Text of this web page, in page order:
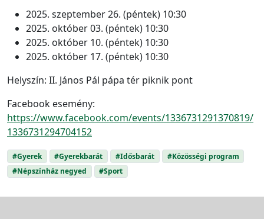
2025. szeptember 26. (péntek) 10:30
2025. október 03. (péntek) 10:30
2025. október 10. (péntek) 10:30
2025. október 17. (péntek) 10:30
Helyszín: II. János Pál pápa tér piknik pont
Facebook esemény:
https://www.facebook.com/events/1336731291370819/
1336731294704152
#Gyerek #Gyerekbarát #Idősbarát
#Közösségi program
#Népszínház negyed
#Sport